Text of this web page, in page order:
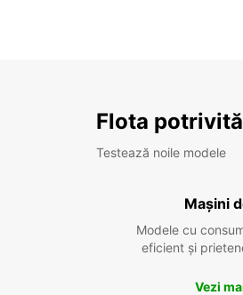
Flota
Testează noile modele
Mașini
Modele cu
eficient și
Vezi